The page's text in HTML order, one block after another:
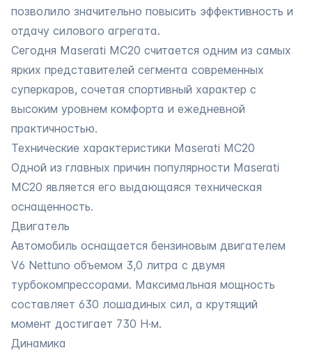
позволило значительно повысить эффективность и
отдачу силового агрегата.
Сегодня Maserati MC20 считается одним из самых
ярких представителей сегмента современных
суперкаров, сочетая спортивный характер с
высоким уровнем комфорта и ежедневной
практичностью.
Технические характеристики Maserati MC20
Одной из главных причин популярности Maserati
MC20 является его выдающаяся техническая
оснащенность.
Двигатель
Автомобиль оснащается бензиновым двигателем
V6 Nettuno объемом 3,0 литра с двумя
турбокомпрессорами. Максимальная мощность
составляет 630 лошадиных сил, а крутящий
момент достигает 730 Н·м.
Динамика